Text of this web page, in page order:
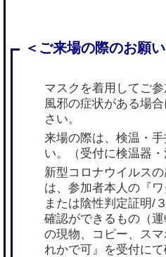
マスクを着用してご
風邪の症状がある場
さい。
来場の際は、検温・
い。（受付に検温器・
新型コロナウイルス
は、参加者本人の『
または陰性判定証明/
確認ができるもの（
の現物、コピー、ス
れかで可』を受付に